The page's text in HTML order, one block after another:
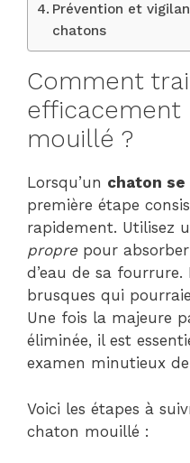
Prévention et
chatons
Comment
efficacement
mouillé ?
Lorsqu’un chaton
première étape
rapidement. Utilisez
propre pour
d’eau de sa
brusques qui
Une fois la majeure
éliminée, il est
examen minutieux de
Voici les étapes à
chaton mouillé :